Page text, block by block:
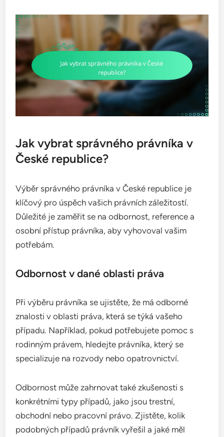
Jak vybrat správného právníka v
České republice?
Výběr správného právníka v České republice je
klíčový pro úspěch vašich právních záležitostí.
Důležité je zaměřit se na odbornost, reference a
osobní přístup právníka, aby vyhovoval vašim
potřebám.
Odbornost v dané oblasti práva
Při výběru právníka se ujistěte, že má odborné
znalosti v oblasti práva, která se týká vašeho
případu. Například, pokud potřebujete pomoc s
rodinným právem, hledejte právníka, který se
specializuje na rozvody nebo opatrovnictví.
Odbornost může zahrnovat také zkušenosti s
konkrétními typy případů, jako jsou trestní,
obchodní nebo pracovní právo. Zjistěte, kolik
podobných případů právník vyřešil a jaké měl